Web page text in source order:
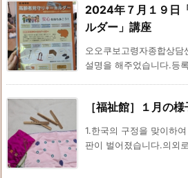
2024年７月１９日
ルダー」講座
오오쿠보고령자종합상
설명을 해주었습니다.등
［福祉館］１月の様
1.한국의 구정을 맞이하
판이 벌어졌습니다.의외